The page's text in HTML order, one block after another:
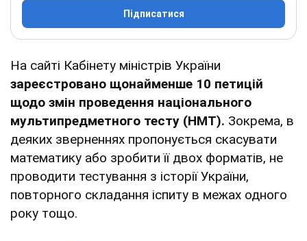
Підписатися
На сайті Кабінету міністрів України
зареєстровано щонайменше 10 петицій
щодо змін проведення національного
мультипредметного тесту (НМТ). Зокрема, в
деяких зверненнях пропонується скасувати
математику або зробити її двох форматів, не
проводити тестування з історії України,
повторного складання іспиту в межах одного
року тощо.